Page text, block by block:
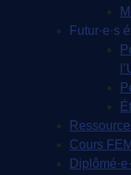
Futur·e·s
Cours FEM